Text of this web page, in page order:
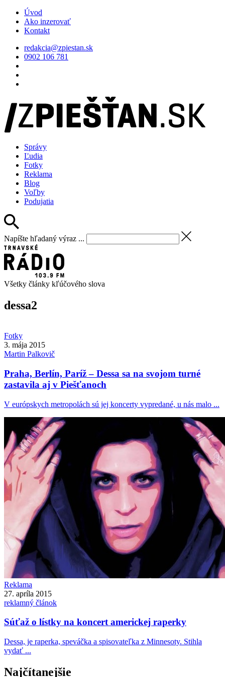
Úvod
Ako inzerovať
Kontakt
redakcia@zpiestan.sk
0902 106 781
Správy
Ľudia
Fotky
Reklama
Blog
Voľby
Podujatia
Napíšte hľadaný výraz ...
Všetky články kľúčového slova
dessa2
Fotky
3. mája 2015
Martin Palkovič
Praha, Berlín, Paríž – Dessa sa na svojom turné
zastavila aj v Piešťanoch
V európskych metropolách sú jej koncerty vypredané, u nás malo ...
Reklama
27. apríla 2015
reklamný článok
Súťaž o lístky na koncert americkej raperky
Dessa, je raperka, speváčka a spisovateľka z Minnesoty. Stihla
vydať ...
Najčítanejšie